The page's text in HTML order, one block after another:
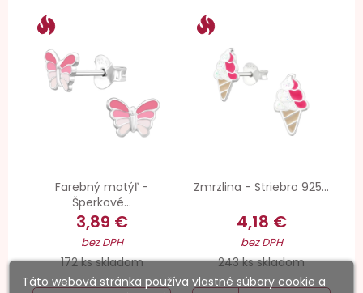
Farebný motýľ -
Šperkové...
3,89 €
bez DPH
172 ks skladom
Zmrzlina - Striebro 925...
4,18 €
bez DPH
243 ks skladom
Táto webová stránka používa vlastné súbory cookie a